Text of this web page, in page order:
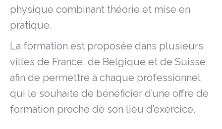
physique combinant théorie et mise en
pratique.
La formation est proposée dans plusieurs
villes de France, de Belgique et de Suisse
afin de permettre à chaque professionnel
qui le souhaite de bénéficier d’une offre de
formation proche de son lieu d’exercice.